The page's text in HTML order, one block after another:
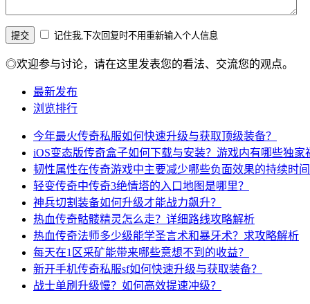
记住我,下次回复时不用重新输入个人信息
◎欢迎参与讨论，请在这里发表您的看法、交流您的观点。
最新发布
浏览排行
今年最火传奇私服如何快速升级与获取顶级装备？
iOS变态版传奇盒子如何下载与安装？游戏内有哪些独家
韧性属性在传奇游戏中主要减少哪些负面效果的持续时间
轻变传奇中传奇3绝情塔的入口地图是哪里？
神兵切割装备如何升级才能战力飙升？
热血传奇骷髅精灵怎么走？详细路线攻略解析
热血传奇法师多少级能学圣言术和暴牙术？求攻略解析
每天在1区采矿能带来哪些意想不到的收益？
新开手机传奇私服sf如何快速升级与获取装备？
战士单刷升级慢？如何高效提速冲级？